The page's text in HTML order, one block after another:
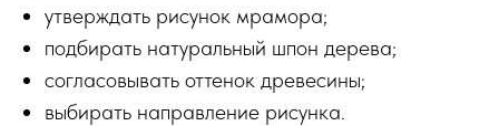
утверждать рисунок мрамора;
подбирать натуральный шпон дерева;
согласовывать оттенок древесины;
выбирать направление рисунка.